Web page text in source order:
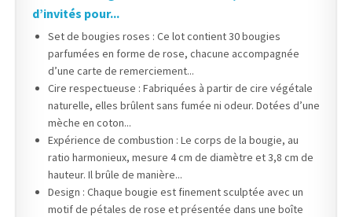
d’invités pour...
Set de bougies roses : Ce lot contient 30 bougies
parfumées en forme de rose, chacune accompagnée
d’une carte de remerciement...
Cire respectueuse : Fabriquées à partir de cire végétale
naturelle, elles brûlent sans fumée ni odeur. Dotées d’une
mèche en coton...
Expérience de combustion : Le corps de la bougie, au
ratio harmonieux, mesure 4 cm de diamètre et 3,8 cm de
hauteur. Il brûle de manière...
Design : Chaque bougie est finement sculptée avec un
motif de pétales de rose et présentée dans une boîte